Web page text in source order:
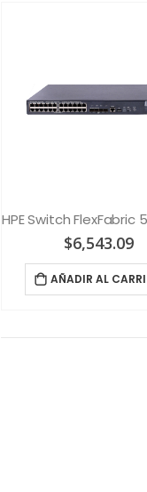
$6,543.09
AÑADIR AL